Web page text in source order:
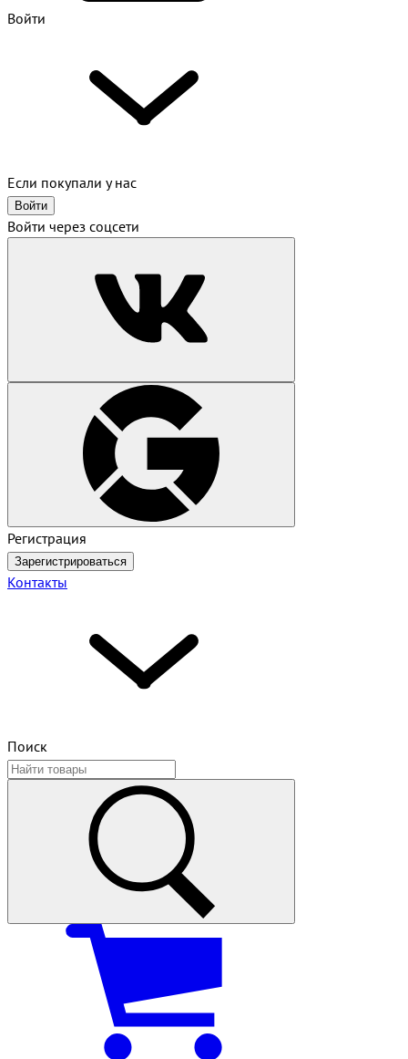
Войти
Если покупали у нас
Войти
Войти через соцсети
Регистрация
Зарегистрироваться
Контакты
Поиск